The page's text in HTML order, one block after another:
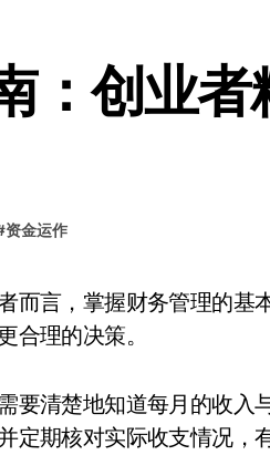
：创业
资金运作
合理的决策。
要清楚地知道每月的收入
期核对实际收支情况，